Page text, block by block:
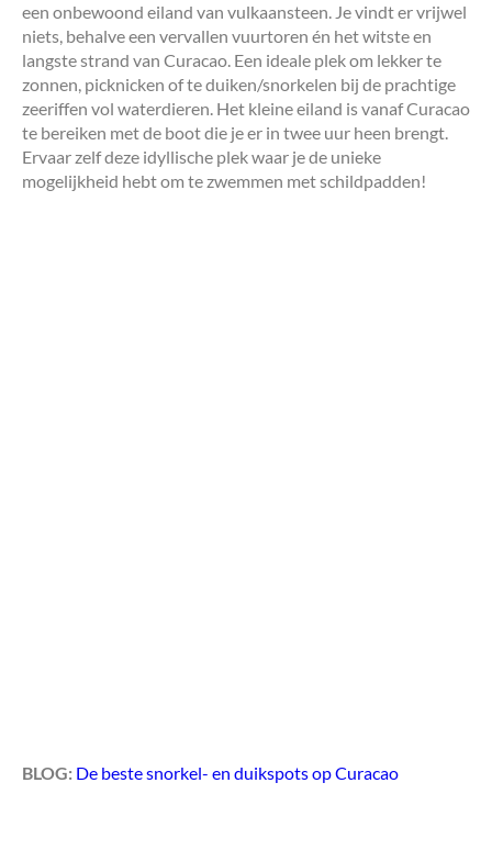
een onbewoond eiland van vulkaansteen. Je vindt er vrijwel
niets, behalve een vervallen vuurtoren én het witste en
langste strand van Curacao. Een ideale plek om lekker te
zonnen, picknicken of te duiken/snorkelen bij de prachtige
zeeriffen vol waterdieren. Het kleine eiland is vanaf Curacao
te bereiken met de boot die je er in twee uur heen brengt.
Ervaar zelf deze idyllische plek waar je de unieke
mogelijkheid hebt om te zwemmen met schildpadden!
BLOG: De beste snorkel- en duikspots op Curacao